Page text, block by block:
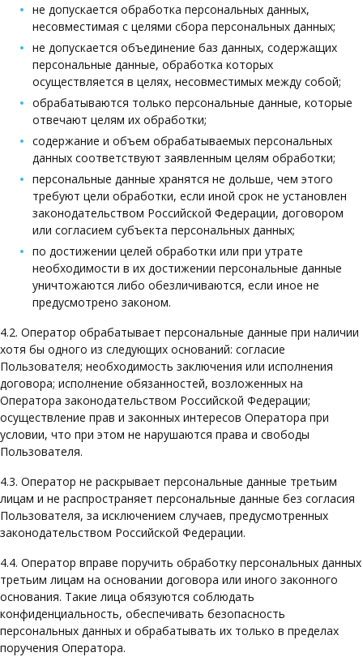
не допускается обработка персональных данных,
несовместимая с целями сбора персональных данных;
не допускается объединение баз данных, содержащих
персональные данные, обработка которых
осуществляется в целях, несовместимых между собой;
обрабатываются только персональные данные, которые
отвечают целям их обработки;
содержание и объем обрабатываемых персональных
данных соответствуют заявленным целям обработки;
персональные данные хранятся не дольше, чем этого
требуют цели обработки, если иной срок не установлен
законодательством Российской Федерации, договором
или согласием субъекта персональных данных;
по достижении целей обработки или при утрате
необходимости в их достижении персональные данные
уничтожаются либо обезличиваются, если иное не
предусмотрено законом.
4.2. Оператор обрабатывает персональные данные при наличии
хотя бы одного из следующих оснований: согласие
Пользователя; необходимость заключения или исполнения
договора; исполнение обязанностей, возложенных на
Оператора законодательством Российской Федерации;
осуществление прав и законных интересов Оператора при
условии, что при этом не нарушаются права и свободы
Пользователя.
4.3. Оператор не раскрывает персональные данные третьим
лицам и не распространяет персональные данные без согласия
Пользователя, за исключением случаев, предусмотренных
законодательством Российской Федерации.
4.4. Оператор вправе поручить обработку персональных данных
третьим лицам на основании договора или иного законного
основания. Такие лица обязуются соблюдать
конфиденциальность, обеспечивать безопасность
персональных данных и обрабатывать их только в пределах
поручения Оператора.